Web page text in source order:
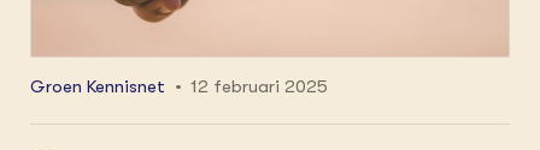
Groen Kennisnet 12 februari 2025